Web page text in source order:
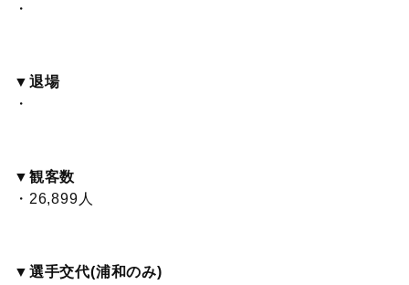
・
▼退場
・
▼観客数
・26,899人
▼選手交代(浦和のみ)